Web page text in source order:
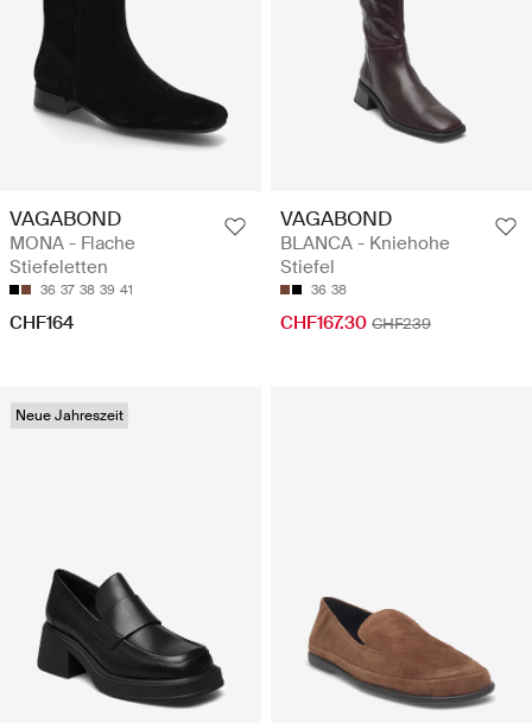
VAGABOND
MONA - Flache
Stiefeletten
36 37 38 39 41
CHF164
VAGABOND
BLANCA - Kniehohe
Stiefel
36 38
CHF167.30 CHF239
Neue Jahreszeit